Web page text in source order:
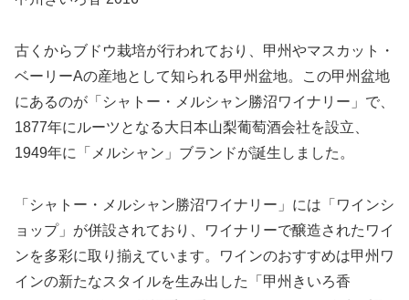
古くからブドウ栽培が行われており、甲州やマスカット・
ベーリーAの産地として知られる甲州盆地。この甲州盆地
にあるのが「シャトー・メルシャン勝沼ワイナリー」で、
1877年にルーツとなる大日本山梨葡萄酒会社を設立、
1949年に「メルシャン」ブランドが誕生しました。
「シャトー・メルシャン勝沼ワイナリー」には「ワインシ
ョップ」が併設されており、ワイナリーで醸造されたワイ
ンを多彩に取り揃えています。ワインのおすすめは甲州ワ
インの新たなスタイルを生み出した「甲州きいろ香